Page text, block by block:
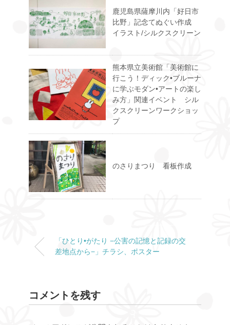
鹿児島県薩摩川内「好日市
比野」記念てぬぐい作成
イラスト/シルクスクリーン
熊本県立美術館「美術館に
行こう！ディック•ブルーナ
に学ぶモダン•アートの楽し
み方」関連イベント シル
クスクリーンワークショッ
プ
のさりまつり 看板作成
「ひとり•がたり −公害の記憶と記録の交
差地点から−」チラシ、ポスター
コメントを残す